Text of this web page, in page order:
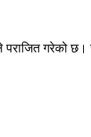
पराजित गरेको